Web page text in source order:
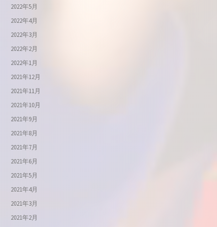
2022年5月
2022年4月
2022年3月
2022年2月
2022年1月
2021年12月
2021年11月
2021年10月
2021年9月
2021年8月
2021年7月
2021年6月
2021年5月
2021年4月
2021年3月
2021年2月